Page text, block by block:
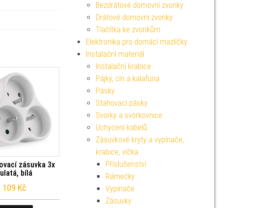
zásuvka 3x
bílá
109 Kč
Bezdrátové domovní zvonky
Drátové domovní zvonky
Tlačítka ke zvonkům
Elektronika pro domácí mazlíčky
Instalační materiál
Instalační krabice
Pájky, cín a kalafuna
Pásky
Stahovací pásky
Svorky a svorkovnice
Uchycení kabelů
Zásuvkové kryty a vypínače,
krabice, víčka
Příslušenství
Rámečky
Vypínače
Zásuvky